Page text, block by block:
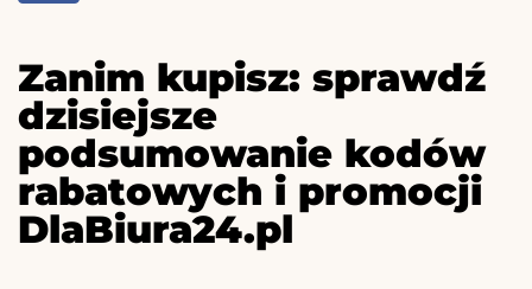
Zanim kupisz: sprawdź
dzisiejsze
podsumowanie kodów
rabatowych i promocji
DlaBiura24.pl